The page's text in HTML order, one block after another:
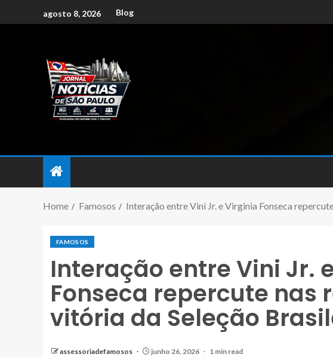
agosto 8, 2026 Blog
Home Famosos Interação entre Vini Jr. e Virginia Fonseca
FAMOSOS
Interação entre Vini Jr.
Fonseca repercute nas
vitória da Seleção
assessoriadefamosos junho 26, 2026 1 min read